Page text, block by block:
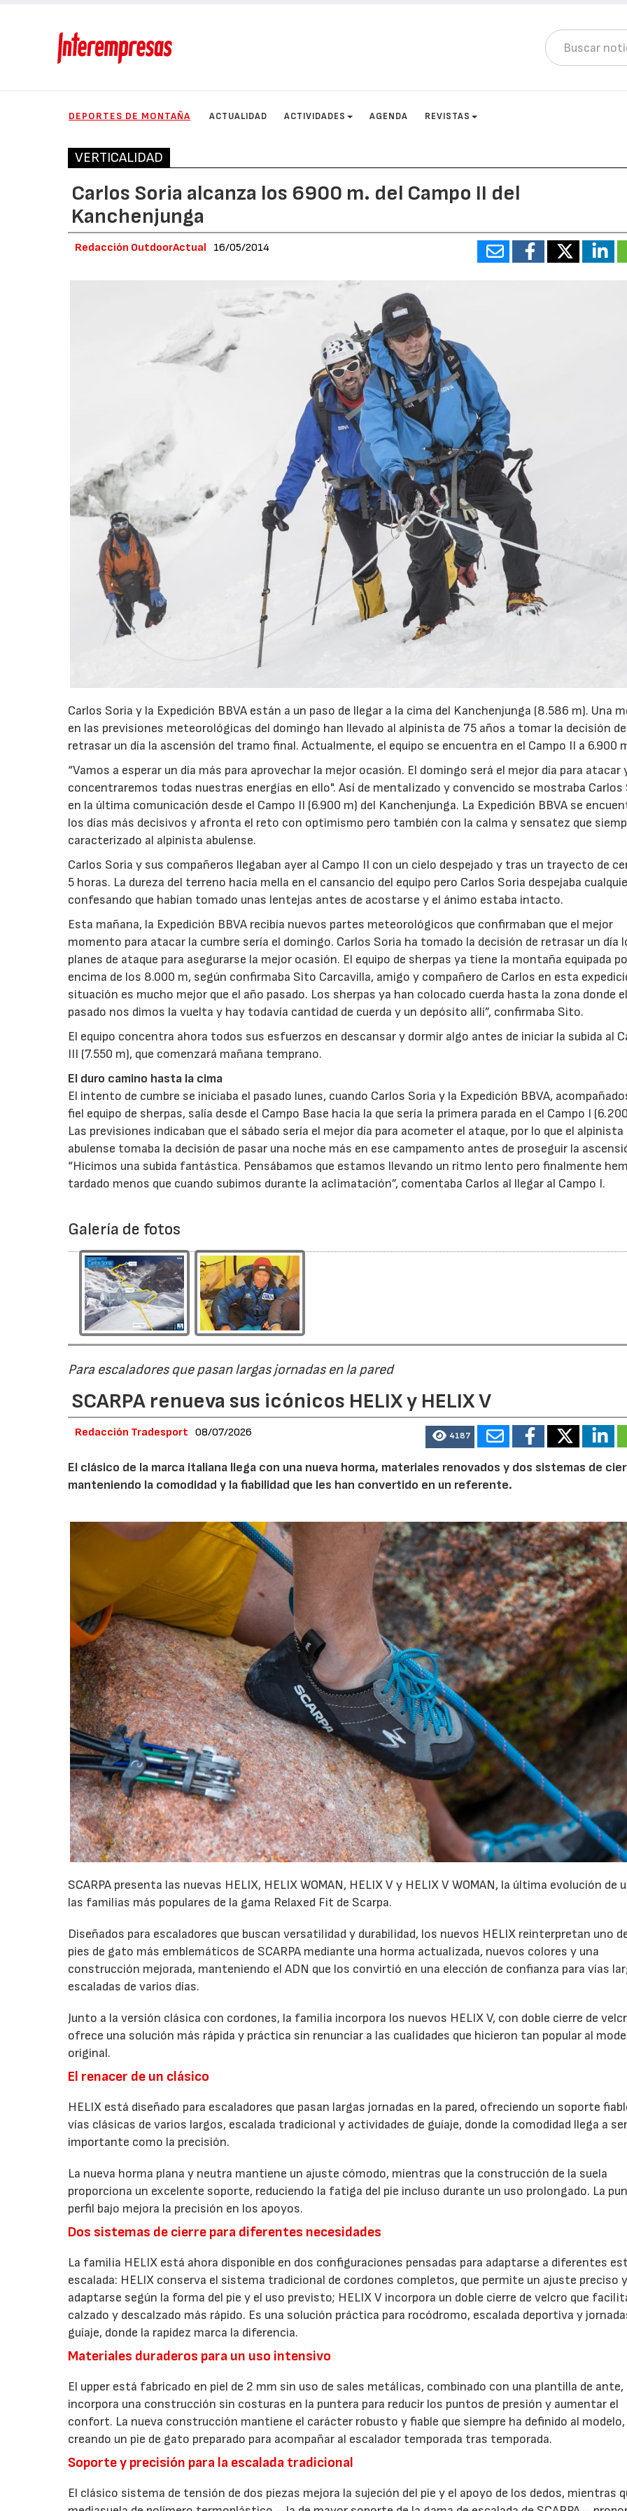
DEPORTES DE MONTAÑA ACTUALIDAD ACTIVIDADES AGENDA REVISTAS
VERTICALIDAD
Carlos Soria alcanza los 6900 m. del Campo II del
Kanchenjunga
Redacción OutdoorActual 16/05/2014
Carlos Soria y la Expedición BBVA están a un paso de llegar a la cima del Kanchenjunga (8.586 m). Una
en las previsiones meteorológicas del domingo han llevado al alpinista de 75 años a tomar la decisión de
retrasar un día la ascensión del tramo final. Actualmente, el equipo se encuentra en el Campo II a 6.900
“Vamos a esperar un día más para aprovechar la mejor ocasión. El domingo será el mejor día para atacar
concentraremos todas nuestras energías en ello". Así de mentalizado y convencido se mostraba Carlos
en la última comunicación desde el Campo II (6.900 m) del Kanchenjunga. La Expedición BBVA se
los días más decisivos y afronta el reto con optimismo pero también con la calma y sensatez que
caracterizado al alpinista abulense.
Carlos Soria y sus compañeros llegaban ayer al Campo II con un cielo despejado y tras un trayecto de
5 horas. La dureza del terreno hacía mella en el cansancio del equipo pero Carlos Soria despejaba
confesando que habían tomado unas lentejas antes de acostarse y el ánimo estaba intacto.
Esta mañana, la Expedición BBVA recibía nuevos partes meteorológicos que confirmaban que el mejor
momento para atacar la cumbre sería el domingo. Carlos Soria ha tomado la decisión de retrasar un día
planes de ataque para asegurarse la mejor ocasión. El equipo de sherpas ya tiene la montaña equipada
encima de los 8.000 m, según confirmaba Sito Carcavilla, amigo y compañero de Carlos en esta
situación es mucho mejor que el año pasado. Los sherpas ya han colocado cuerda hasta la zona donde
pasado nos dimos la vuelta y hay todavía cantidad de cuerda y un depósito allí”, confirmaba Sito.
El equipo concentra ahora todos sus esfuerzos en descansar y dormir algo antes de iniciar la subida al
III (7.550 m), que comenzará mañana temprano.
El duro camino hasta la cima
El intento de cumbre se iniciaba el pasado lunes, cuando Carlos Soria y la Expedición BBVA,
fiel equipo de sherpas, salía desde el Campo Base hacia la que sería la primera parada en el Campo I
Las previsiones indicaban que el sábado sería el mejor día para acometer el ataque, por lo que el alpinista
abulense tomaba la decisión de pasar una noche más en ese campamento antes de proseguir la
“Hicimos una subida fantástica. Pensábamos que estamos llevando un ritmo lento pero finalmente
tardado menos que cuando subimos durante la aclimatación”, comentaba Carlos al llegar al Campo I.
Galería de fotos
Para escaladores que pasan largas jornadas en la pared
SCARPA renueva sus icónicos HELIX y HELIX V
Redacción Tradesport 08/07/2026 4187
El clásico de la marca italiana llega con una nueva horma, materiales renovados y dos sistemas de
manteniendo la comodidad y la fiabilidad que les han convertido en un referente.
SCARPA presenta las nuevas HELIX, HELIX WOMAN, HELIX V y HELIX V WOMAN, la última evolución de
las familias más populares de la gama Relaxed Fit de Scarpa.
Diseñados para escaladores que buscan versatilidad y durabilidad, los nuevos HELIX reinterpretan uno
pies de gato más emblemáticos de SCARPA mediante una horma actualizada, nuevos colores y una
construcción mejorada, manteniendo el ADN que los convirtió en una elección de confianza para vías
escaladas de varios días.
Junto a la versión clásica con cordones, la familia incorpora los nuevos HELIX V, con doble cierre de
ofrece una solución más rápida y práctica sin renunciar a las cualidades que hicieron tan popular al
original.
El renacer de un clásico
HELIX está diseñado para escaladores que pasan largas jornadas en la pared, ofreciendo un soporte
vías clásicas de varios largos, escalada tradicional y actividades de guíaje, donde la comodidad llega a
importante como la precisión.
La nueva horma plana y neutra mantiene un ajuste cómodo, mientras que la construcción de la suela
proporciona un excelente soporte, reduciendo la fatiga del pie incluso durante un uso prolongado. La
perfil bajo mejora la precisión en los apoyos.
Dos sistemas de cierre para diferentes necesidades
La familia HELIX está ahora disponible en dos configuraciones pensadas para adaptarse a diferentes
escalada: HELIX conserva el sistema tradicional de cordones completos, que permite un ajuste preciso
adaptarse según la forma del pie y el uso previsto; HELIX V incorpora un doble cierre de velcro que
calzado y descalzado más rápido. Es una solución práctica para rocódromo, escalada deportiva y
guíaje, donde la rapidez marca la diferencia.
Materiales duraderos para un uso intensivo
El upper está fabricado en piel de 2 mm sin uso de sales metálicas, combinado con una plantilla de ante,
incorpora una construcción sin costuras en la puntera para reducir los puntos de presión y aumentar el
confort. La nueva construcción mantiene el carácter robusto y fiable que siempre ha definido al modelo,
creando un pie de gato preparado para acompañar al escalador temporada tras temporada.
Soporte y precisión para la escalada tradicional
El clásico sistema de tensión de dos piezas mejora la sujeción del pie y el apoyo de los dedos, mientras